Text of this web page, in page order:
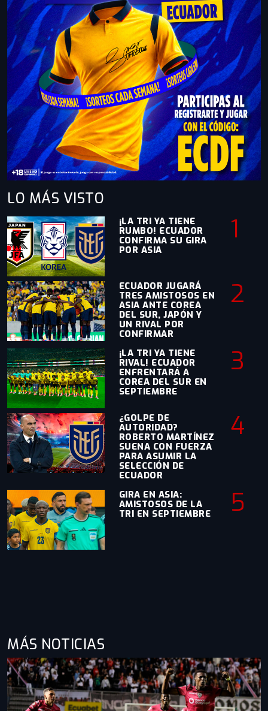
LO MÁS VISTO
¡LA TRI YA TIENE
RUMBO! ECUADOR
CONFIRMA SU GIRA
POR ASIA
1
ECUADOR JUGARÁ
TRES AMISTOSOS EN
ASIA ANTE COREA
DEL SUR, JAPÓN Y
UN RIVAL POR
CONFIRMAR
2
¡LA TRI YA TIENE
RIVAL! ECUADOR
ENFRENTARÁ A
COREA DEL SUR EN
SEPTIEMBRE
3
¿GOLPE DE
AUTORIDAD?
ROBERTO MARTÍNEZ
SUENA CON FUERZA
PARA ASUMIR LA
SELECCIÓN DE
ECUADOR
4
GIRA EN ASIA:
AMISTOSOS DE LA
TRI EN SEPTIEMBRE
5
MÁS NOTICIAS